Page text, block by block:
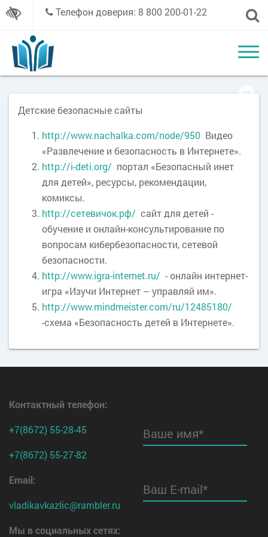
Телефон доверия: 8 800 200-01-22
Детские безопасные сайты
http://www.nachalka.com/node/950 Видео
«Развлечение и безопасность в Интернете».
http://i-deti.org/ портал «Безопасный инет
для детей», ресурсы, рекомендации,
комиксы.
http://сетевичок.рф/ сайт для детей -
обучение и онлайн-консультирование по
вопросам кибербезопасности, сетевой
безопасности.
http://www.igra-internet.ru/ - онлайн интернет-
игра «Изучи Интернет – управляй им».
http://www.mindmeister.com/ru/12485180/
-схема «Безопасность детей в Интернете».
Контактный телефон:
+7(8672) 55-28-45
+7(8672) 55-27-82
Email:
vladikavkazlic@rambler.ru
Мы в социальных сетях:
Ваше имя*
Ваш E-mail*